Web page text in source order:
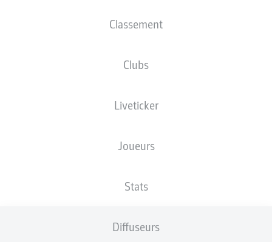
Classement
Clubs
Liveticker
Joueurs
Stats
Diffuseurs
BORUSSIA MÖNCHENGLADBACH